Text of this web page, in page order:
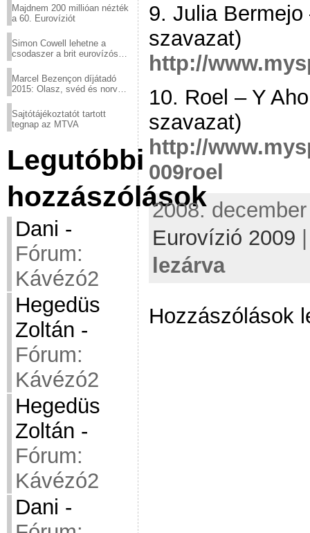
Majdnem 200 millióan nézték
a 60. Eurovíziót
Simon Cowell lehetne a
csodaszer a brit eurovízós
Marcel Bezençon díjátadó
2015: Olasz, svéd és norvég
Sajtótájékoztatót tartott
tegnap az MTVA
Legutóbbi
hozzászólások
Dani -
Fórum:
Kávézó2
Hegedüs
Zoltán -
Fórum:
Kávézó2
Hegedüs
Zoltán -
Fórum:
Kávézó2
Dani -
9. Julia
szavazat)
http://
10. Roel – Y
szavazat)
http://
009roel
2008.
Eurovízió 2009
lezárva
Hozzászólások